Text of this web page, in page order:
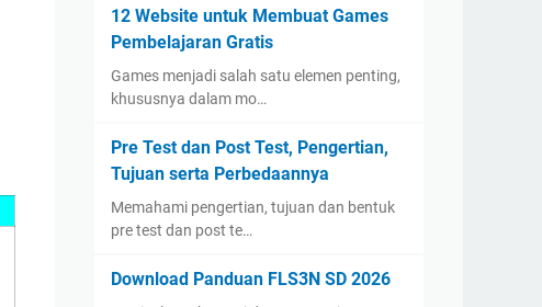
12 Website untuk Membuat Games
Pembelajaran Gratis
Games menjadi salah satu elemen penting,
khususnya dalam mo…
Pre Test dan Post Test, Pengertian,
Tujuan serta Perbedaannya
Memahami pengertian, tujuan dan bentuk
pre test dan post te…
Download Panduan FLS3N SD 2026